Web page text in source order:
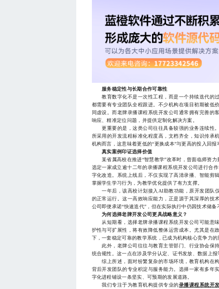
服务稳定性与长期合作可靠性
教育数字化不是一次性工程，而是一个持续迭代的
都需要有专业团队全程跟进。不少机构在项目初期被低
同虚设。而老牌录播课程系统开发公司通常拥有完善
响应、精准定位问题，并提供定制化解决方案。
更重要的是，这类公司往往具备较强的业务连续性
所采用的开发流程标准化程度高，文档齐全，知识传承
机构而言，这意味着更低的“更换成本”与更高的投入回报
真实案例印证选择价值
某省属高校在推进“智慧教学”改革时，曾面临师资力
选定一家成立逾十二年的录播课程系统开发公司进行合
字化改造。系统上线后，不仅实现了高清录播、智能剪
掌握学生学习行为，为教学优化提供了有力支撑。
一年后，该高校计划接入AI助教功能，原开发团队
的正常运行。这一高效响应能力，正是源于其深厚的技
公司即便承诺“快速迭代”，但在实际执行中仍因技术储备
为何选择老牌开发公司更具战略意义？
从短期看，选择老牌录播课程系统开发公司可能意
护性与可扩展性，将有效降低整体运营成本。尤其是在
下，一套稳定可靠的教学系统，已成为机构核心竞争力
此外，老牌公司往往与教育主管部门、行业协会保
统合规性。这一点在涉及学分认定、证书发放、数据上
综上所述，面对纷繁复杂的市场环境，教育机构在
背后开发团队的专业积淀与服务能力。选择一家有多年
字化进程铺设一条坚实、可预期的发展道路。
我们专注于为教育机构提供专业的录播课程系统开